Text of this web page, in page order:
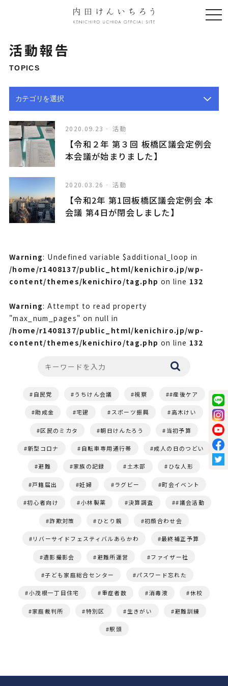
活動報告
TOPICS
2020.09.23 活動
【令和２年 第３回 板橋区議会定例会
本会議が始まりました】
2020.03.26 活動
【令和2年 第1回板橋区議会定例会 本
会議 第4日が閉会しました】
Warning: Undefined variable $additional_loop in
/home/r1408137/public_html/kenichiro.jp/wp-
content/themes/kenichiro/tag.php on line 132
Warning: Attempt to read property
"max_num_pages" on null in
/home/r1408137/public_html/kenichiro.jp/wp-
content/themes/kenichiro/tag.php on line 132
自民党 うちけん会議 視察 #産後ケア
助成金 宅建 スポーツ振興 高木けい
区民のミカタ 朝日けんたろう 当初予算
新型コロナ 自転車専用通行帯 成人の日のつどい
避難 家族の記録 土木部 ひな人形
戸籍届出 妊婦 ラグビー 町会イベント
初心者向け 小林製薬 決算調査 #議会活動
詐欺対策 ひとり親 初顔合わせ会
リバーサイドフェスティバルあらかわ 最終補正予算
遺影撮影会 避難所運営 ファイザー社
子ども家庭総合センター パスワード忘れた
小茂根一丁目住宅 重症者数 消毒液 休校
家庭裁判所 特別区 生きがい 避難訓練
駅頭